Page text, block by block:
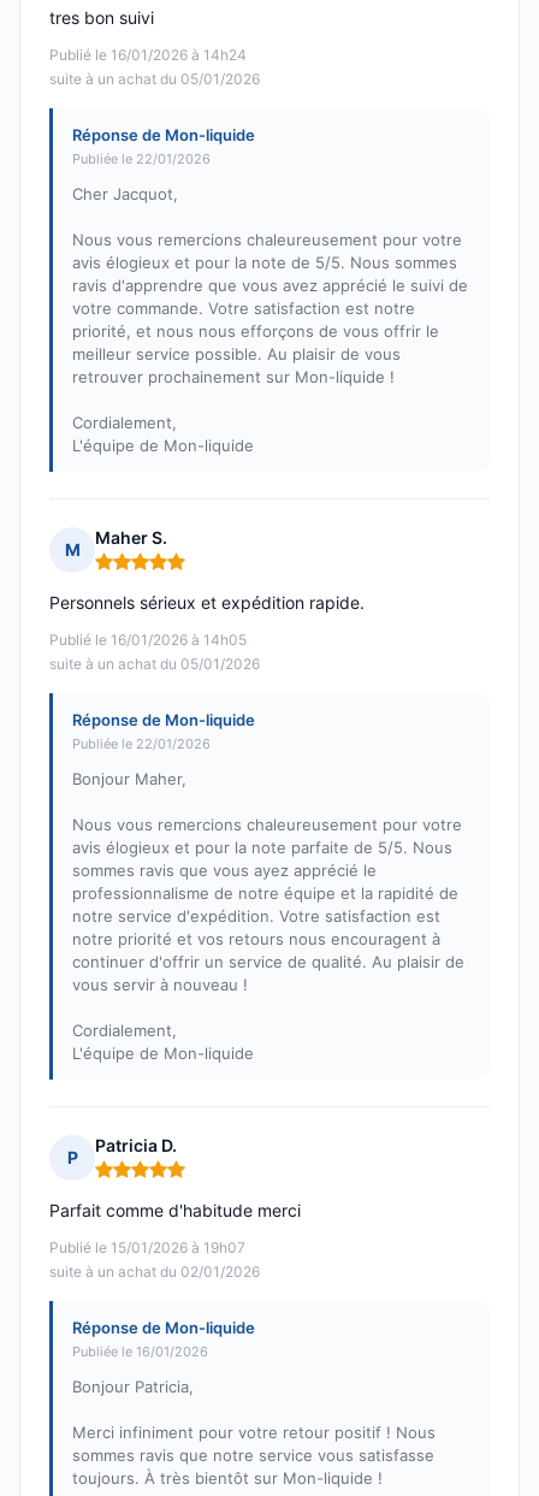
Publié le 16/01/2026 à 14h24
suite à un achat du 05/01/2026
tres bon suivi
Réponse de Mon-liquide
Publiée le 22/01/2026
Cher Jacquot,
Nous vous remercions chaleureusement pour votre
avis élogieux et pour la note de 5/5. Nous sommes
ravis d'apprendre que vous avez apprécié le suivi de
votre commande. Votre satisfaction est notre
priorité, et nous nous efforçons de vous offrir le
meilleur service possible. Au plaisir de vous
retrouver prochainement sur Mon-liquide !
Cordialement,
L'équipe de Mon-liquide
M
Maher S.
Note : 5 sur 5
Publié le 16/01/2026 à 14h05
suite à un achat du 05/01/2026
Personnels sérieux et expédition rapide.
Réponse de Mon-liquide
Publiée le 22/01/2026
Bonjour Maher,
Nous vous remercions chaleureusement pour votre
avis élogieux et pour la note parfaite de 5/5. Nous
sommes ravis que vous ayez apprécié le
professionnalisme de notre équipe et la rapidité de
notre service d'expédition. Votre satisfaction est
notre priorité et vos retours nous encouragent à
continuer d'offrir un service de qualité. Au plaisir de
vous servir à nouveau !
Cordialement,
L'équipe de Mon-liquide
P
Patricia D.
Note : 5 sur 5
Publié le 15/01/2026 à 19h07
suite à un achat du 02/01/2026
Parfait comme d'habitude merci
Réponse de Mon-liquide
Publiée le 16/01/2026
Bonjour Patricia,
Merci infiniment pour votre retour positif ! Nous
sommes ravis que notre service vous satisfasse
toujours. À très bientôt sur Mon-liquide !